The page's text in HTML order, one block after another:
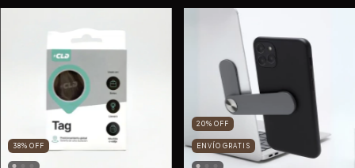
38% OFF
20% OFF
ENVÍO GRATIS